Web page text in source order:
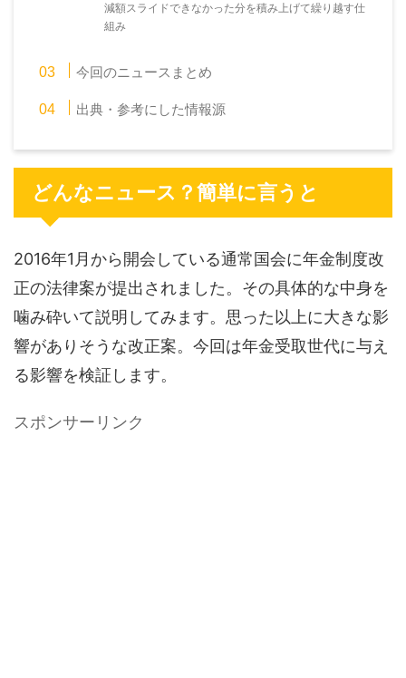
減額スライドできなかった分を積み上げて繰り越す仕
組み
今回のニュースまとめ
出典・参考にした情報源
どんなニュース？簡単に言うと
2016年1月から開会している通常国会に年金制度改
正の法律案が提出されました。その具体的な中身を
噛み砕いて説明してみます。思った以上に大きな影
響がありそうな改正案。今回は年金受取世代に与え
る影響を検証します。
スポンサーリンク